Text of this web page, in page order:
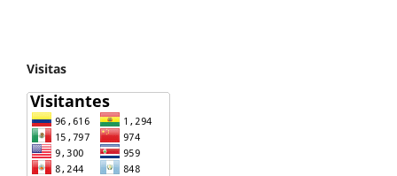
Visitas